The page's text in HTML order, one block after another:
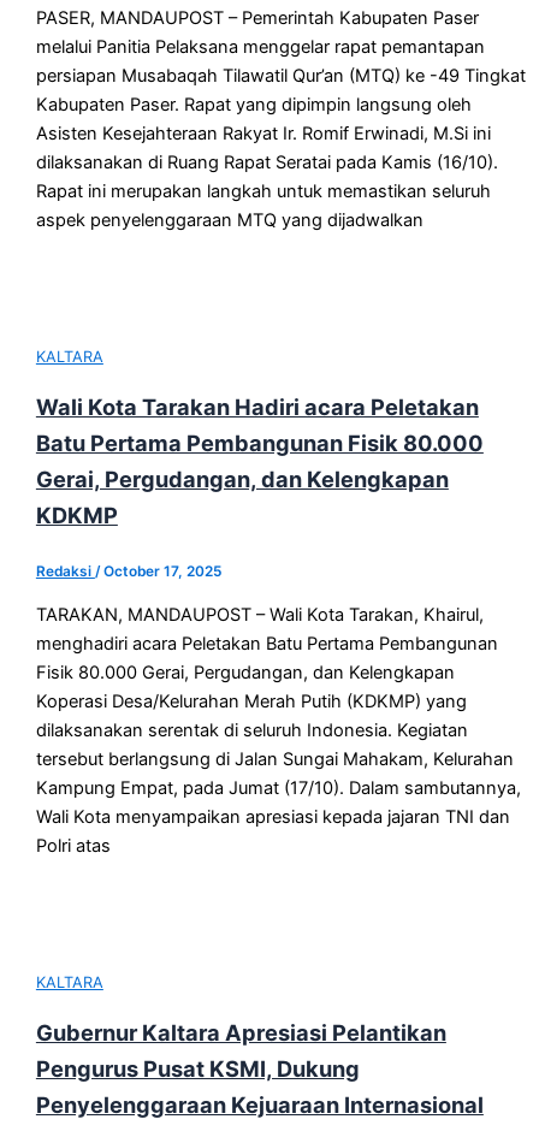
PASER, MANDAUPOST – Pemerintah Kabupaten Paser
melalui Panitia Pelaksana menggelar rapat pemantapan
persiapan Musabaqah Tilawatil Qur’an (MTQ) ke -49 Tingkat
Kabupaten Paser. Rapat yang dipimpin langsung oleh
Asisten Kesejahteraan Rakyat Ir. Romif Erwinadi, M.Si ini
dilaksanakan di Ruang Rapat Seratai pada Kamis (16/10).
Rapat ini merupakan langkah untuk memastikan seluruh
aspek penyelenggaraan MTQ yang dijadwalkan
KALTARA
Wali Kota Tarakan Hadiri acara Peletakan
Batu Pertama Pembangunan Fisik 80.000
Gerai, Pergudangan, dan Kelengkapan
KDKMP
Redaksi /October 17, 2025
TARAKAN, MANDAUPOST – Wali Kota Tarakan, Khairul,
menghadiri acara Peletakan Batu Pertama Pembangunan
Fisik 80.000 Gerai, Pergudangan, dan Kelengkapan
Koperasi Desa/Kelurahan Merah Putih (KDKMP) yang
dilaksanakan serentak di seluruh Indonesia. Kegiatan
tersebut berlangsung di Jalan Sungai Mahakam, Kelurahan
Kampung Empat, pada Jumat (17/10). Dalam sambutannya,
Wali Kota menyampaikan apresiasi kepada jajaran TNI dan
Polri atas
KALTARA
Gubernur Kaltara Apresiasi Pelantikan
Pengurus Pusat KSMI, Dukung
Penyelenggaraan Kejuaraan Internasional